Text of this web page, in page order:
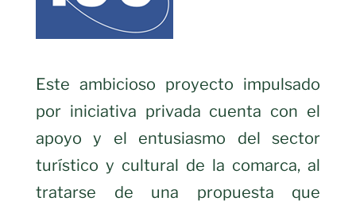
Este ambicioso proyecto impulsado
por iniciativa privada cuenta con el
apoyo y el entusiasmo del sector
turístico y cultural de la comarca, al
tratarse de una propuesta que